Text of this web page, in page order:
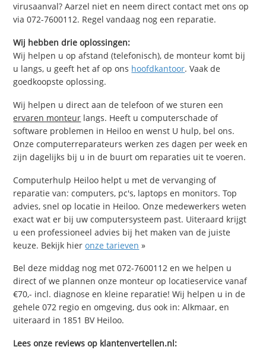
virusaanval? Aarzel niet en neem direct contact met ons op
via 072-7600112. Regel vandaag nog een reparatie.
Wij hebben drie oplossingen:
Wij helpen u op afstand (telefonisch), de monteur komt bij
u langs, u geeft het af op ons hoofdkantoor. Vaak de
goedkoopste oplossing.
Wij helpen u direct aan de telefoon of we sturen een
ervaren monteur langs. Heeft u computerschade of
software problemen in Heiloo en wenst U hulp, bel ons.
Onze computerreparateurs werken zes dagen per week en
zijn dagelijks bij u in de buurt om reparaties uit te voeren.
Computerhulp Heiloo helpt u met de vervanging of
reparatie van: computers, pc's, laptops en monitors. Top
advies, snel op locatie in Heiloo. Onze medewerkers weten
exact wat er bij uw computersysteem past. Uiteraard krijgt
u een professioneel advies bij het maken van de juiste
keuze. Bekijk hieronze tarieven »
Bel deze middag nog met 072-7600112 en we helpen u
direct of we plannen onze monteur op locatieservice vanaf
€70,- incl. diagnose en kleine reparatie! Wij helpen u in de
gehele 072 regio en omgeving, dus ook in: Alkmaar, en
uiteraard in 1851 BV Heiloo.
Lees onze reviews op klantenvertellen.nl: